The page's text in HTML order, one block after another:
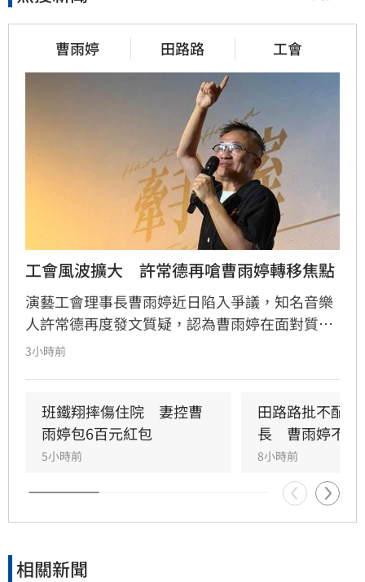
曹雨婷 田路路 工會
工會風波擴大　許常德再嗆曹雨婷轉移焦點
演藝工會理事長曹雨婷近日陷入爭議，知名音樂
人許常德再度發文質疑，認為曹雨婷在面對質疑
時，不應反問資深藝人池秋美關於田路路協助的
外界關注工會運作屬合理公共討論，核心在於工
會是否善盡職責，而非轉移焦點至個別藝人身
上。由於曹雨婷曾主動表示協助田路路，隨後引
發外界檢視工會作為，許常德呼籲曹雨婷應公開
說明近年會務內容，包括會費、企業贊助與政府
補助等經費運用情形，確保財務透明公開，才能
員權益獲得實質保障與完善照顧。
3小時前
班鐵翔摔傷住院　妻控曹
雨婷包6百元紅包
5小時前
田路路批不配
長　曹雨婷不忍
8小時前
相關新聞